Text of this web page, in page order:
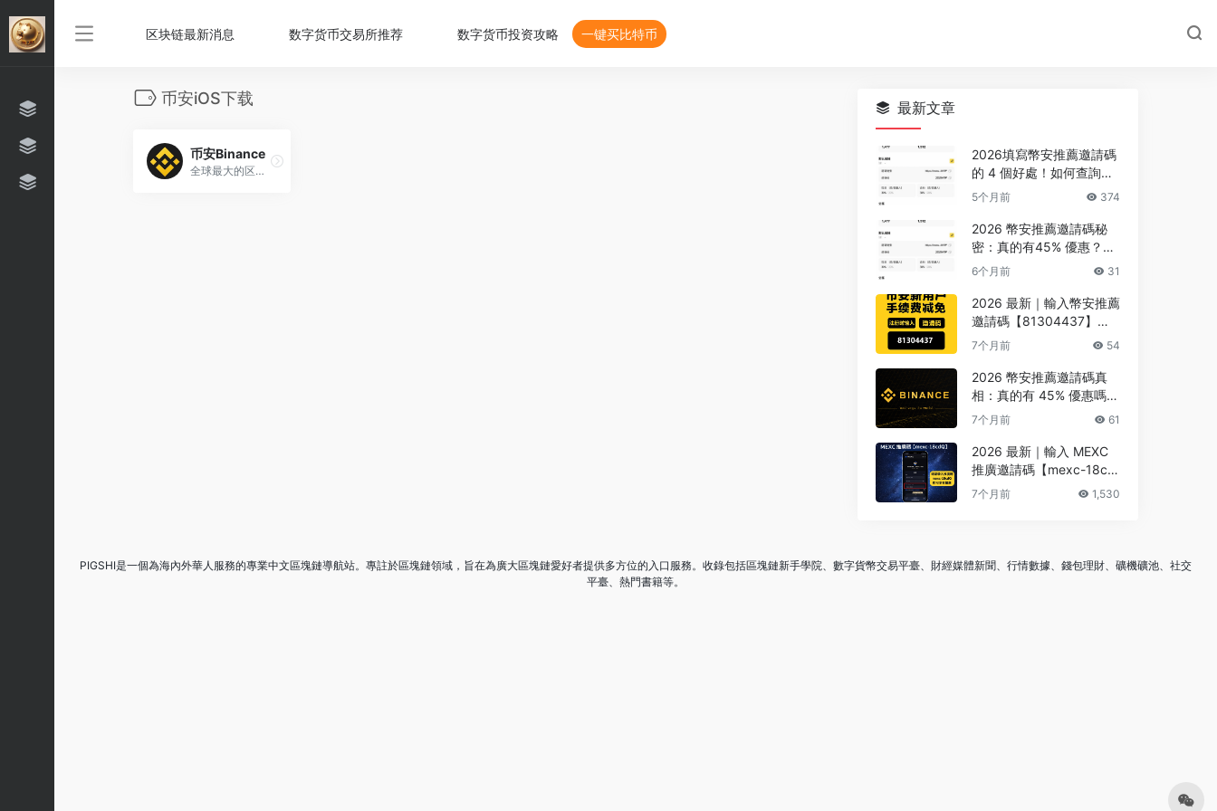
区块链最新消息 数字货币交易所推荐 数字货币投资攻略 一键买比特币
币安iOS下载
币安Binance
全球最大的区块链资产交易平台，中国大陆注册需翻墙
最新文章
2026填寫幣安推薦邀請碼
的 4 個好處！如何查詢推
薦人與返佣？
5个月前 374
2026 幣安推薦邀請碼秘
密：真的有45% 優惠？全
網最高優惠在這裡
6个月前 31
2026 最新｜輸入幣安推薦
邀請碼【81304437】享
45% 手續費折扣＋6 大新
7个月前 54
2026 幣安推薦邀請碼真
相：真的有 45% 優惠嗎？
全網最高回饋完整解析
7个月前 61
2026 最新｜輸入 MEXC
推廣邀請碼【mexc-18cd
Q】領40%手續費返佣+最
7个月前 1,530
PIGSHI是一個為海內外華人服務的專業中文區塊鏈導航站。專註於區塊鏈領域，旨在為廣大區塊鏈愛好者提供多方位的入口服務。收錄包括區塊鏈新手學院、數字貨幣交易平臺、財經媒體新聞、行情數據、錢包理財、礦機礦池、社交
平臺、熱門書籍等。